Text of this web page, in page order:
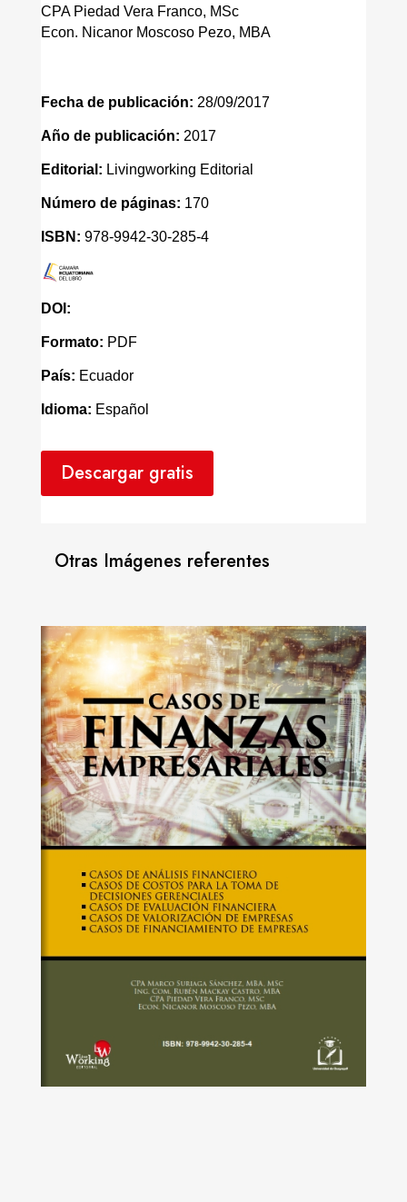
CPA Piedad Vera Franco, MSc
Econ. Nicanor Moscoso Pezo, MBA
Fecha de publicación: 28/09/2017
Año de publicación: 2017
Editorial: Livingworking Editorial
Número de páginas: 170
ISBN: 978-9942-30-285-4
DOI:
Formato: PDF
País: Ecuador
Idioma: Español
Descargar gratis
Otras Imágenes referentes